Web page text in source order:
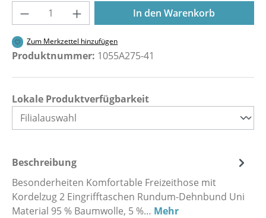
Produkt Anzahl: Gib den gewünschten
In den Warenkorb
Zum Merkzettel hinzufügen
Produktnummer: 1055A275-41
Lokale Produktverfügbarkeit
Beschreibung
Besonderheiten Komfortable Freizeithose mit
Kordelzug 2 Eingrifftaschen Rundum-Dehnbund Uni
Material 95 % Baumwolle, 5 %… Mehr